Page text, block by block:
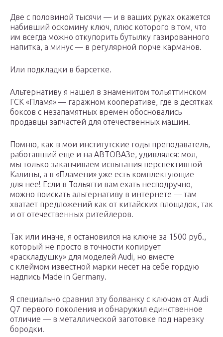
Две с половиной тысячи — и в ваших руках окажется
набивший оскомину ключ, плюс которого в том, что
им всегда можно откупорить бутылку газированного
напитка, а минус — в регулярной порче карманов.
Или подкладки в барсетке.
Альтернативу я нашел в знаменитом тольяттинском
ГСК «Пламя» — гаражном кооперативе, где в десятках
боксов с незапамятных времен обосновались
продавцы запчастей для отечественных машин.
Помню, как в мои институтские годы преподаватель,
работавший еще и на АВТОВАЗе, удивлялся: мол,
мы только заканчиваем испытания перспективной
Калины, а в «Пламени» уже есть комплектующие
для нее! Если в Тольятти вам ехать несподручно,
можно поискать альтернативу в интернете — там
хватает предложений как от китайских площадок, так
и от отечественных ритейлеров.
Так или иначе, я остановился на ключе за 1500 руб.,
который не просто в точности копирует
«раскладушку» для моделей Audi, но вместе
с клеймом известной марки несет на себе гордую
надпись Made in Germany.
Я специально сравнил эту болванку с ключом от Audi
Q7 первого поколения и обнаружил единственное
отличие — в металлической заготовке под нарезку
бородки.